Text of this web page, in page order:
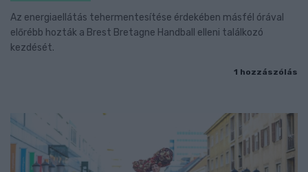
Az energiaellátás tehermentesítése érdekében másfél órával
előrébb hozták a Brest Bretagne Handball elleni találkozó
kezdését.
1 hozzászólás